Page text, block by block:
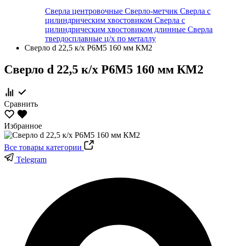
Сверла центровочные Сверло-метчик Сверла с
цилиндрическим хвостовиком Сверла с
цилиндрическим хвостовиком длинные Сверла
твердосплавные ц/х по металлу
Сверло d 22,5 к/х Р6М5 160 мм КМ2
Сверло d 22,5 к/х Р6М5 160 мм КМ2
Сравнить
Избранное
Все товары категории
Telegram